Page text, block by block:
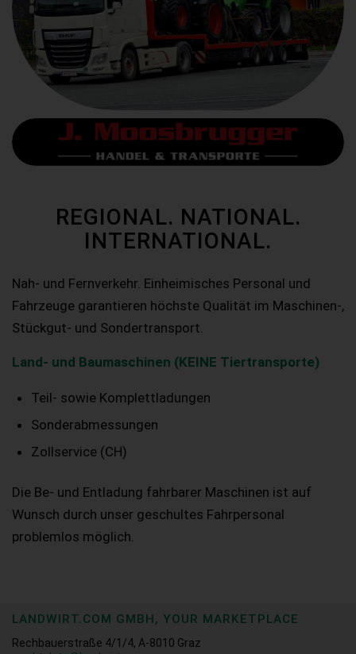
REGIONAL. NATIONAL.
INTERNATIONAL.
Nah- und Fernverkehr. Einheimisches Personal und
Fahrzeuge garantieren höchste Qualität im Maschinen-,
Stückgut- und Sondertransport.
Land- und Baumaschinen (KEINE Tiertransporte)
Teil- sowie Komplettladungen
Sonderabmessungen
Zollservice (CH)
Die Be- und Entladung fahrbarer Maschinen ist auf
Wunsch durch unser geschultes Fahrpersonal
problemlos möglich.
LANDWIRT.COM GMBH, YOUR MARKETPLACE
Rechbauerstraße 4/1/4, A-8010 Graz